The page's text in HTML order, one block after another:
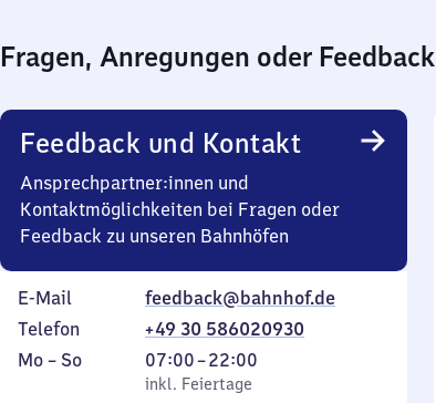
Fragen, Anregungen oder Feedback
Feedback und Kontakt
Ansprechpartner:innen und
Kontaktmöglichkeiten bei Fragen oder
Feedback zu unseren Bahnhöfen
E-Mail
feedback@bahnhof.de
Telefon
+49 30 586020930
Montag
Mo – So,
inkl. Feiertage
07:00–22:00
Von
7
inkl. Feiertage